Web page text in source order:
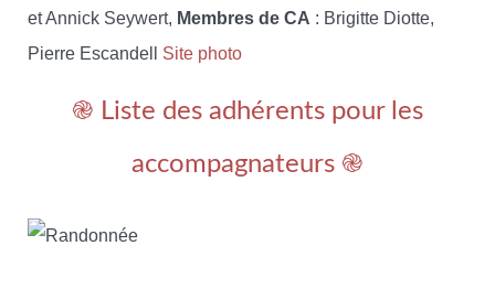
et Annick Seywert, Membres de CA : Brigitte Diotte,
Pierre Escandell Site photo
֎ Liste des adhérents pour les
accompagnateurs ֎